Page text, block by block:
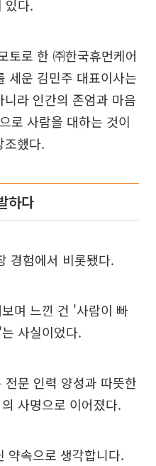
있다.
토로 한 ㈜한국휴먼케어
세운 김민주 대표이사는
라 인간의 존엄과 마음
로 사람을 대하는 것이
조했다.
하다
경험에서 비롯됐다.
며 느낀 건 '사람이 빠
사실이었다.
문 인력 양성과 따뜻한
사명으로 이어졌다.
약속으로 생각합니다.